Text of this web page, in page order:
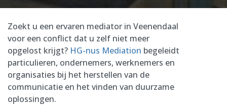
Zoekt u een ervaren mediator in Veenendaal
voor een conflict dat u zelf niet meer
opgelost krijgt? HG-nus Mediation begeleidt
particulieren, ondernemers, werknemers en
organisaties bij het herstellen van de
communicatie en het vinden van duurzame
oplossingen.